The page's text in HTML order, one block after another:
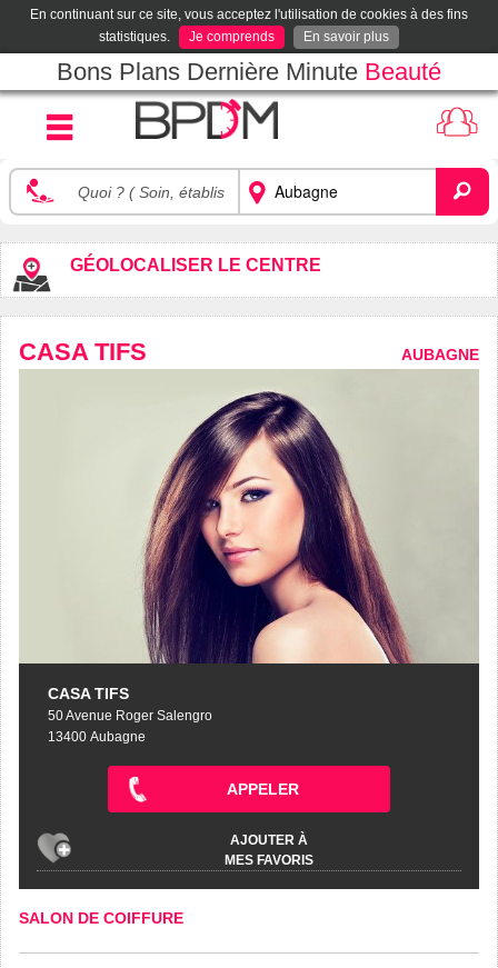
En continuant sur ce site, vous acceptez l'utilisation de cookies à des fins
statistiques.
Je comprends En savoir plus
Bons Plans Dernière Minute Beauté
GÉOLOCALISER LE CENTRE
CASA TIFS AUBAGNE
CASA TIFS
50 Avenue Roger Salengro
13400 Aubagne
APPELER
AJOUTER À
MES FAVORIS
SALON DE COIFFURE